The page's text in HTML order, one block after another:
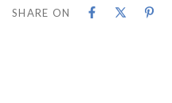
SHARE ON